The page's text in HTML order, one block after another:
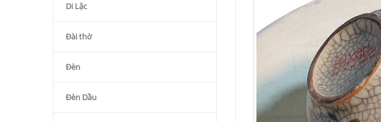
Di Lặc
Đài thờ
Đèn
Đèn Dầu